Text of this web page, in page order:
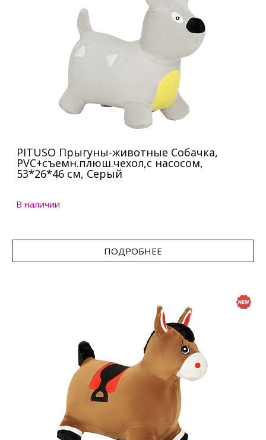
PITUSO Прыгуны-животные Собачка,
PVC+съемн.плюш.чехол,с насосом,
53*26*46 см, Серый
В наличии
ПОДРОБНЕЕ